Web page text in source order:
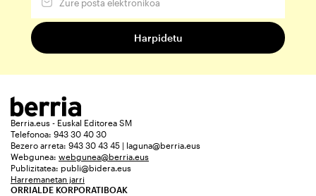
Berria.eus - Euskal Editorea SM
Telefonoa: 943 30 40 30
Bezero arreta: 943 30 43 45 | laguna@berria.eus
Webgunea: webgunea@berria.eus
Publizitatea: publi@bidera.eus
Harremanetan jarri
ORRIALDE KORPORATIBOAK